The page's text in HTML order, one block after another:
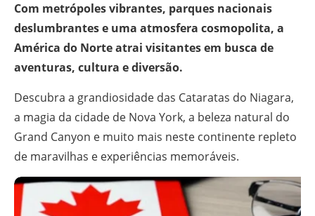
Com metrópoles vibrantes, parques nacionais
deslumbrantes e uma atmosfera cosmopolita, a
América do Norte atrai visitantes em busca de
aventuras, cultura e diversão.
Descubra a grandiosidade das Cataratas do Niagara,
a magia da cidade de Nova York, a beleza natural do
Grand Canyon e muito mais neste continente repleto
de maravilhas e experiências memoráveis.